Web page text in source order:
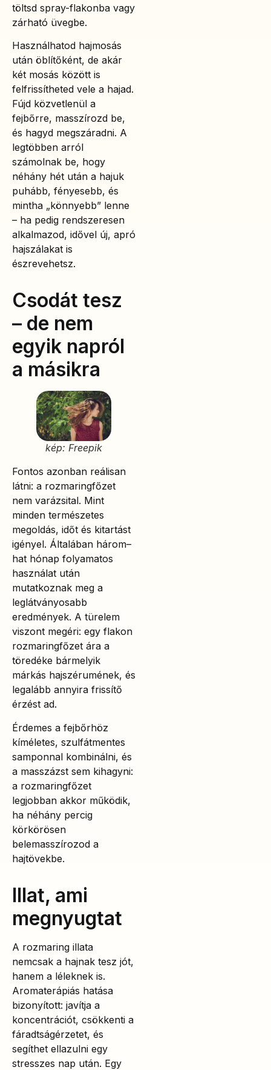
töltsd spray-flakonba vagy
zárható üvegbe.
Használhatod hajmosás
után öblítőként, de akár
két mosás között is
felfrissítheted vele a hajad.
Fújd közvetlenül a
fejbőrre, masszírozd be,
és hagyd megszáradni. A
legtöbben arról
számolnak be, hogy
néhány hét után a hajuk
puhább, fényesebb, és
mintha „könnyebb” lenne
– ha pedig rendszeresen
alkalmazod, idővel új, apró
hajszálakat is
észrevehetsz.
Csodát tesz
– de nem
egyik napról
a másikra
kép: Freepik
Fontos azonban reálisan
látni: a rozmaringfőzet
nem varázsital. Mint
minden természetes
megoldás, időt és kitartást
igényel. Általában három–
hat hónap folyamatos
használat után
mutatkoznak meg a
leglátványosabb
eredmények. A türelem
viszont megéri: egy flakon
rozmaringfőzet ára a
töredéke bármelyik
márkás hajszérumének, és
legalább annyira frissítő
érzést ad.
Érdemes a fejbőrhöz
kíméletes, szulfátmentes
samponnal kombinálni, és
a masszázst sem kihagyni:
a rozmaringfőzet
legjobban akkor működik,
ha néhány percig
körkörösen
belemasszírozod a
hajtövekbe.
Illat, ami
megnyugtat
A rozmaring illata
nemcsak a hajnak tesz jót,
hanem a léleknek is.
Aromaterápiás hatása
bizonyított: javítja a
koncentrációt, csökkenti a
fáradtságérzetet, és
segíthet ellazulni egy
stresszes nap után. Egy